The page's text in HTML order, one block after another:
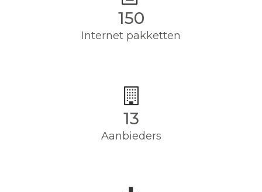
150
Internet pakketten
13
Aanbieders